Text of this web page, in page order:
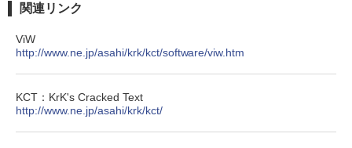
関連リンク
ViW
http://www.ne.jp/asahi/krk/kct/software/viw.htm
KCT：KrK's Cracked Text
http://www.ne.jp/asahi/krk/kct/